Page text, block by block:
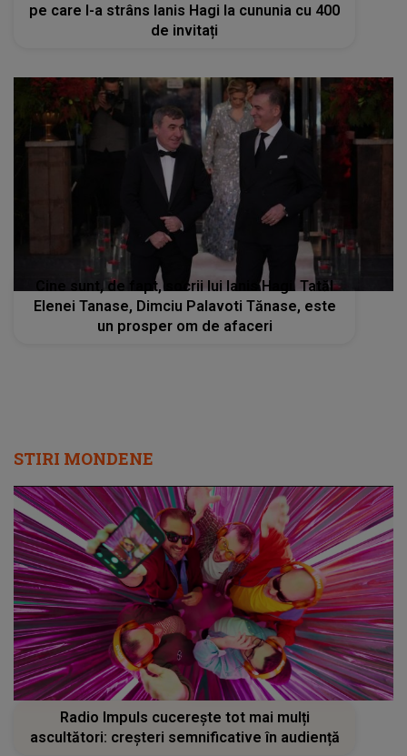
pe care l-a strâns Ianis Hagi la cununia cu 400
de invitați
Cine sunt, de fapt, socrii lui Ianis Hagi. Tatăl
Elenei Tanase, Dimciu Palavoti Tănase, este
un prosper om de afaceri
STIRI MONDENE
Radio Impuls cucerește tot mai mulți
ascultători: creșteri semnificative în audiență